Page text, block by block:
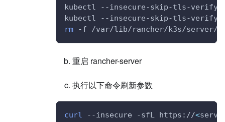
kubectl --insecure-skip-tls-verify -
kubectl --insecure-skip-tls-verify
rm -f /var/lib/rancher/k3s/server/
重启 rancher-server
执行以下命令刷新参数
curl --insecure -sfL https://<